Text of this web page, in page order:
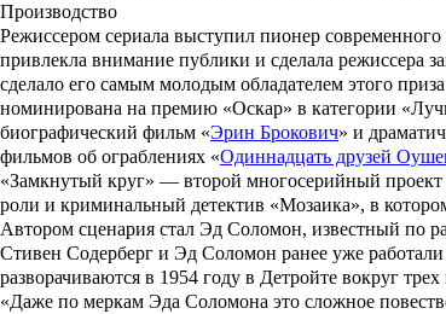
Производство
Режиссером сериала выступил пионер
привлекла внимание публики и сделала режиссера
сделало его самым молодым обладателем этого
номинирована на премию «Оскар» в категории
биографический фильм «Эрин Брокович» и
фильмов об ограблениях «Одиннадцать друзей
«Замкнутый круг» — второй многосерийный
роли и криминальный детектив «Мозаика», в
Автором сценария стал Эд Соломон, известный по
Стивен Содерберг и Эд Соломон ранее уже работали
разворачиваются в 1954 году в Детройте вокруг
«Даже по меркам Эда Соломона это сложное